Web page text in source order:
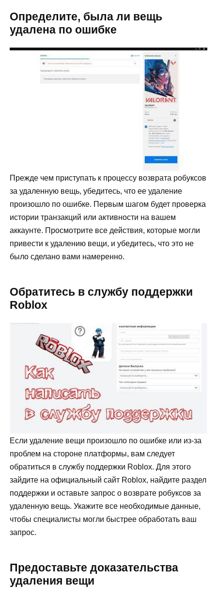
Определите, была ли вещь
удалена по ошибке
Прежде чем приступать к процессу возврата робуксов
за удаленную вещь, убедитесь, что ее удаление
произошло по ошибке. Первым шагом будет проверка
истории транзакций или активности на вашем
аккаунте. Просмотрите все действия, которые могли
привести к удалению вещи, и убедитесь, что это не
было сделано вами намеренно.
Обратитесь в службу поддержки
Roblox
Если удаление вещи произошло по ошибке или из-за
проблем на стороне платформы, вам следует
обратиться в службу поддержки Roblox. Для этого
зайдите на официальный сайт Roblox, найдите раздел
поддержки и оставьте запрос о возврате робуксов за
удаленную вещь. Укажите все необходимые данные,
чтобы специалисты могли быстрее обработать ваш
запрос.
Предоставьте доказательства
удаления вещи